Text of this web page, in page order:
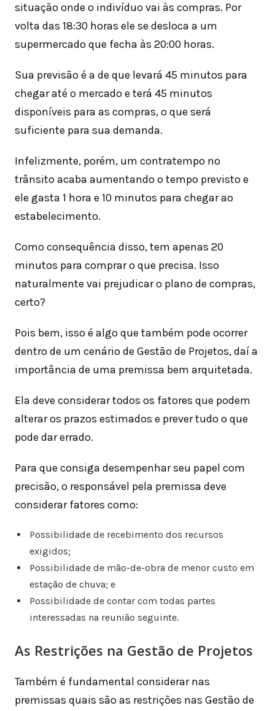
situação onde o indivíduo vai às compras. Por
volta das 18:30 horas ele se desloca a um
supermercado que fecha às 20:00 horas.
Sua previsão é a de que levará 45 minutos para
chegar até o mercado e terá 45 minutos
disponíveis para as compras, o que será
suficiente para sua demanda.
Infelizmente, porém, um contratempo no
trânsito acaba aumentando o tempo previsto e
ele gasta 1 hora e 10 minutos para chegar ao
estabelecimento.
Como consequência disso, tem apenas 20
minutos para comprar o que precisa. Isso
naturalmente vai prejudicar o plano de compras,
certo?
Pois bem, isso é algo que também pode ocorrer
dentro de um cenário de Gestão de Projetos, daí a
importância de uma premissa bem arquitetada.
Ela deve considerar todos os fatores que podem
alterar os prazos estimados e prever tudo o que
pode dar errado.
Para que consiga desempenhar seu papel com
precisão, o responsável pela premissa deve
considerar fatores como:
Possibilidade de recebimento dos recursos
exigidos;
Possibilidade de mão-de-obra de menor custo em
estação de chuva; e
Possibilidade de contar com todas partes
interessadas na reunião seguinte.
As Restrições na Gestão de Projetos
Também é fundamental considerar nas
premissas quais são as restrições nas Gestão de